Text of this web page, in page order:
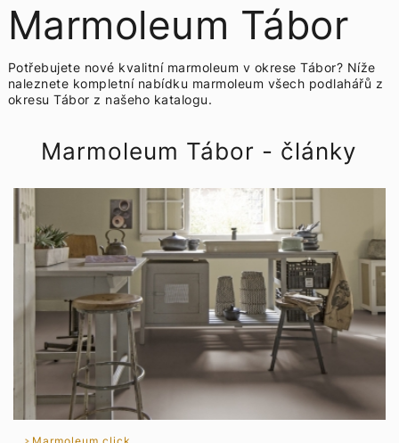
Marmoleum Tábor
Potřebujete nové kvalitní marmoleum v okrese Tábor? Níže
naleznete kompletní nabídku marmoleum všech podlahářů z
okresu Tábor z našeho katalogu.
Marmoleum Tábor - články